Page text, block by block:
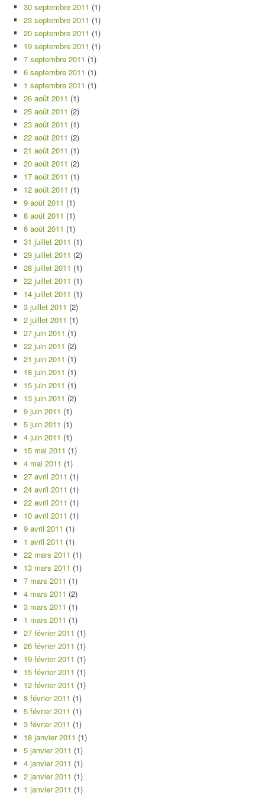
30 septembre 2011 (1)
23 septembre 2011 (1)
20 septembre 2011 (1)
19 septembre 2011 (1)
7 septembre 2011 (1)
6 septembre 2011 (1)
1 septembre 2011 (1)
26 août 2011 (1)
25 août 2011 (2)
23 août 2011 (1)
22 août 2011 (2)
21 août 2011 (1)
20 août 2011 (2)
17 août 2011 (1)
12 août 2011 (1)
9 août 2011 (1)
8 août 2011 (1)
6 août 2011 (1)
31 juillet 2011 (1)
29 juillet 2011 (2)
28 juillet 2011 (1)
22 juillet 2011 (1)
14 juillet 2011 (1)
3 juillet 2011 (2)
2 juillet 2011 (1)
27 juin 2011 (1)
22 juin 2011 (2)
21 juin 2011 (1)
18 juin 2011 (1)
15 juin 2011 (1)
13 juin 2011 (2)
9 juin 2011 (1)
5 juin 2011 (1)
4 juin 2011 (1)
15 mai 2011 (1)
4 mai 2011 (1)
27 avril 2011 (1)
24 avril 2011 (1)
22 avril 2011 (1)
10 avril 2011 (1)
9 avril 2011 (1)
1 avril 2011 (1)
22 mars 2011 (1)
13 mars 2011 (1)
7 mars 2011 (1)
4 mars 2011 (2)
3 mars 2011 (1)
1 mars 2011 (1)
27 février 2011 (1)
26 février 2011 (1)
19 février 2011 (1)
15 février 2011 (1)
12 février 2011 (1)
8 février 2011 (1)
5 février 2011 (1)
3 février 2011 (1)
18 janvier 2011 (1)
5 janvier 2011 (1)
4 janvier 2011 (1)
2 janvier 2011 (1)
1 janvier 2011 (1)